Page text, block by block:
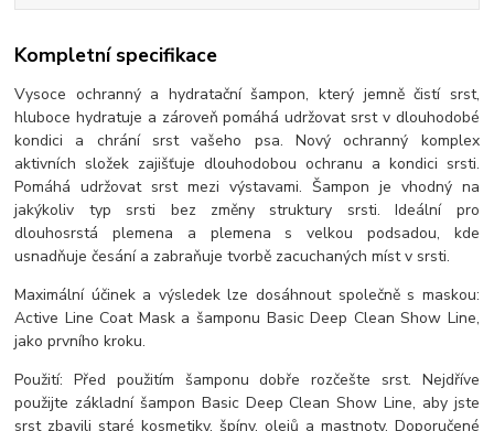
Kompletní specifikace
Vysoce ochranný a hydratační šampon, který jemně čistí srst,
hluboce hydratuje a zároveň pomáhá udržovat srst v dlouhodobé
kondici a chrání srst vašeho psa. Nový ochranný komplex
aktivních složek zajišťuje dlouhodobou ochranu a kondici srsti.
Pomáhá udržovat srst mezi výstavami. Šampon je vhodný na
jakýkoliv typ srsti bez změny struktury srsti. Ideální pro
dlouhosrstá plemena a plemena s velkou podsadou, kde
usnadňuje česání a zabraňuje tvorbě zacuchaných míst v srsti.
Maximální účinek a výsledek lze dosáhnout společně s maskou:
Active Line Coat Mask a šamponu Basic Deep Clean Show Line,
jako prvního kroku.
Použití: Před použitím šamponu dobře rozčešte srst. Nejdříve
použijte základní šampon Basic Deep Clean Show Line, aby jste
srst zbavili staré kosmetiky, špíny, olejů a mastnoty. Doporučené